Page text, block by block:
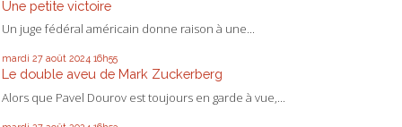
Une petite victoire
Un juge fédéral américain donne raison à une...
mardi 27 août 2024 16h55
Le double aveu de Mark Zuckerberg
Alors que Pavel Dourov est toujours en garde à vue,...